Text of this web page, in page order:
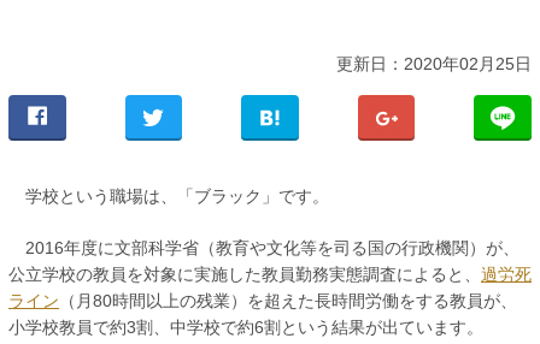
更新日：2020年02月25日
学校という職場は、「ブラック」です。
2016年度に文部科学省（教育や文化等を司る国の行政機関）が、
公立学校の教員を対象に実施した教員勤務実態調査によると、 過労死
ライン （月80時間以上の残業）を超えた長時間労働をする教員が、
小学校教員で約3割、中学校で約6割という結果が出ています。